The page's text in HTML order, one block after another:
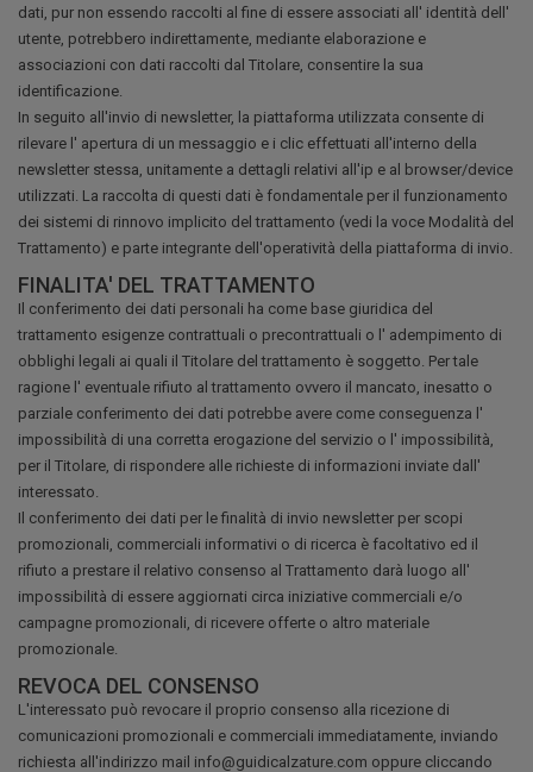
dati, pur non essendo raccolti al fine di essere associati all' identità dell'
utente, potrebbero indirettamente, mediante elaborazione e
associazioni con dati raccolti dal Titolare, consentire la sua
identificazione.
In seguito all'invio di newsletter, la piattaforma utilizzata consente di
rilevare l' apertura di un messaggio e i clic effettuati all'interno della
newsletter stessa, unitamente a dettagli relativi all'ip e al browser/device
utilizzati. La raccolta di questi dati è fondamentale per il funzionamento
dei sistemi di rinnovo implicito del trattamento (vedi la voce Modalità del
Trattamento) e parte integrante dell'operatività della piattaforma di invio.
FINALITA' DEL TRATTAMENTO
Il conferimento dei dati personali ha come base giuridica del
trattamento esigenze contrattuali o precontrattuali o l' adempimento di
obblighi legali ai quali il Titolare del trattamento è soggetto. Per tale
ragione l' eventuale rifiuto al trattamento ovvero il mancato, inesatto o
parziale conferimento dei dati potrebbe avere come conseguenza l'
impossibilità di una corretta erogazione del servizio o l' impossibilità,
per il Titolare, di rispondere alle richieste di informazioni inviate dall'
interessato.
Il conferimento dei dati per le finalità di invio newsletter per scopi
promozionali, commerciali informativi o di ricerca è facoltativo ed il
rifiuto a prestare il relativo consenso al Trattamento darà luogo all'
impossibilità di essere aggiornati circa iniziative commerciali e/o
campagne promozionali, di ricevere offerte o altro materiale
promozionale.
REVOCA DEL CONSENSO
L'interessato può revocare il proprio consenso alla ricezione di
comunicazioni promozionali e commerciali immediatamente, inviando
richiesta all'indirizzo mail info@guidicalzature.com oppure cliccando